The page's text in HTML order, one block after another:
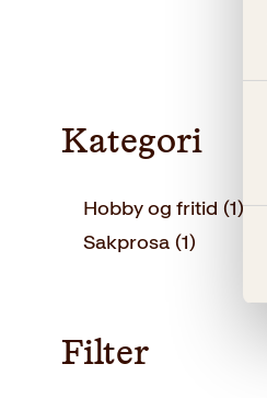
Kategori
Hobby og fritid (1)
Sakprosa (1)
Filter